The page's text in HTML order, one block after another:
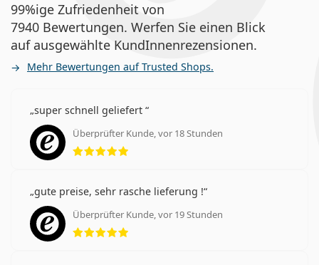
99%ige Zufriedenheit von
7940 Bewertungen. Werfen Sie einen Blick
auf ausgewählte KundInnenrezensionen.
Mehr Bewertungen auf Trusted Shops.
super schnell geliefert
Überprüfter Kunde, vor 18 Stunden
Bewertung 5 aus 5
gute preise, sehr rasche lieferung !
Überprüfter Kunde, vor 19 Stunden
Bewertung 5 aus 5